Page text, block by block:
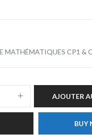
MATHÉMATIQUES CP1 &
AJOUTER
BUY